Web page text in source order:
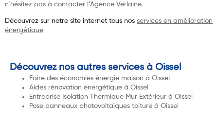
n’hésitez pas à contacter l’Agence Verlaine.
Découvrez sur notre site internet tous nos services en amélioration
énergétique
Découvrez nos autres services à Oissel
Faire des économies énergie maison à Oissel
Aides rénovation énergétique à Oissel
Entreprise Isolation Thermique Mur Extérieur à Oissel
Pose panneaux photovoltaïques toiture à Oissel